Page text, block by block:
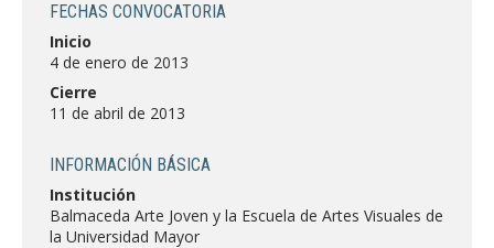
BIBLIOTECA
DEPARTAMENTOS
Estudiantes
Académicas/os Egresadas/os
FECHAS CONVOCATORIA
Inicio
4 de enero de 2013
Cierre
11 de abril de 2013
INFORMACIÓN BÁSICA
Institución
Balmaceda Arte Joven y la Escuela de Artes Visuales de
la Universidad Mayor